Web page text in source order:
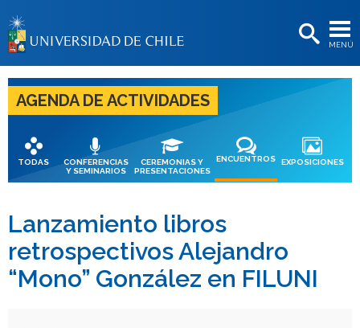
MENÚ
BIBLIOTECAS
LA UNIVERSIDAD
Postulantes
Estudiantes
Académicas/os
Funcionarias/os
Egresadas/os
AGENDA DE ACTIVIDADES
TODAS
CONFERENCIAS
Y SEMINARIOS
CEREMONIAS Y
PRESENTACIONES
ENCUENTROS EXPOSICIONES
Lanzamiento libros
retrospectivos Alejandro
“Mono” González en FILUNI